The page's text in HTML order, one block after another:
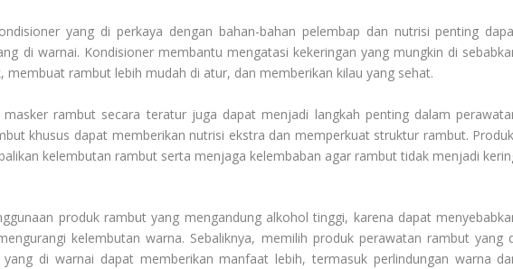
yang di perkaya dengan bahan-bahan pelembap dan nutrisi penting
di warnai. Kondisioner membantu mengatasi kekeringan yang mungkin di
membuat rambut lebih mudah di atur, dan memberikan kilau yang sehat.
masker rambut secara teratur juga dapat menjadi langkah penting dalam
khusus dapat memberikan nutrisi ekstra dan memperkuat struktur rambut.
kelembutan rambut serta menjaga kelembaban agar rambut tidak menjadi
produk rambut yang mengandung alkohol tinggi, karena dapat
kelembutan warna. Sebaliknya, memilih produk perawatan rambut yang
di warnai dapat memberikan manfaat lebih, termasuk perlindungan warna